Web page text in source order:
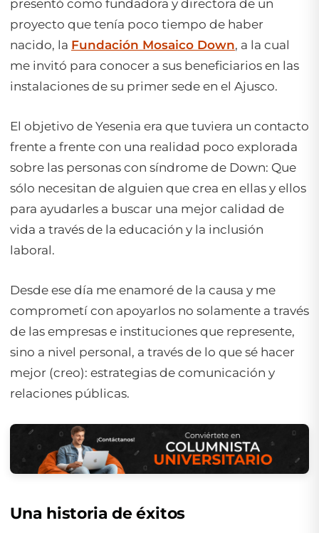
presentó como fundadora y directora de un
proyecto que tenía poco tiempo de haber
nacido, la Fundación Mosaico Down, a la cual
me invitó para conocer a sus beneficiarios en las
instalaciones de su primer sede en el Ajusco.
El objetivo de Yesenia era que tuviera un contacto
frente a frente con una realidad poco explorada
sobre las personas con síndrome de Down: Que
sólo necesitan de alguien que crea en ellas y ellos
para ayudarles a buscar una mejor calidad de
vida a través de la educación y la inclusión
laboral.
Desde ese día me enamoré de la causa y me
comprometí con apoyarlos no solamente a través
de las empresas e instituciones que represente,
sino a nivel personal, a través de lo que sé hacer
mejor (creo): estrategias de comunicación y
relaciones públicas.
Una historia de éxitos